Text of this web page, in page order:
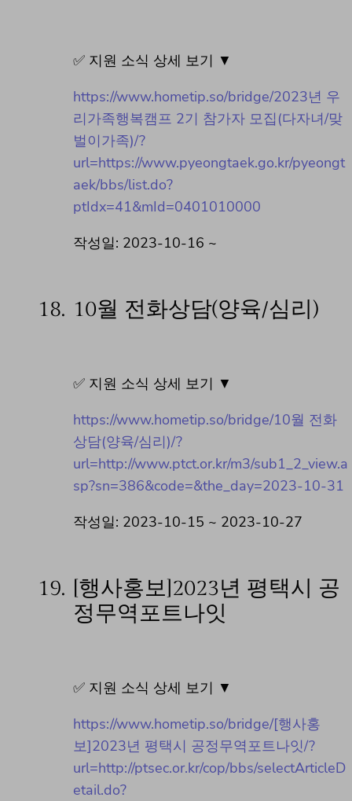
✅ 지원 소식 상세 보기 ▼
https://www.hometip.so/bridge/2023년 우
리가족행복캠프 2기 참가자 모집(다자녀/맞
벌이가족)/?
url=https://www.pyeongtaek.go.kr/pyeongt
aek/bbs/list.do?
ptIdx=41&mId=0401010000
작성일: 2023-10-16 ~
18. 10월 전화상담(양육/심리)
✅ 지원 소식 상세 보기 ▼
https://www.hometip.so/bridge/10월 전화
상담(양육/심리)/?
url=http://www.ptct.or.kr/m3/sub1_2_view.a
sp?sn=386&code=&the_day=2023-10-31
작성일: 2023-10-15 ~ 2023-10-27
19. [행사홍보]2023년 평택시 공
정무역포트나잇
✅ 지원 소식 상세 보기 ▼
https://www.hometip.so/bridge/[행사홍
보]2023년 평택시 공정무역포트나잇/?
url=http://ptsec.or.kr/cop/bbs/selectArticleD
etail.do?